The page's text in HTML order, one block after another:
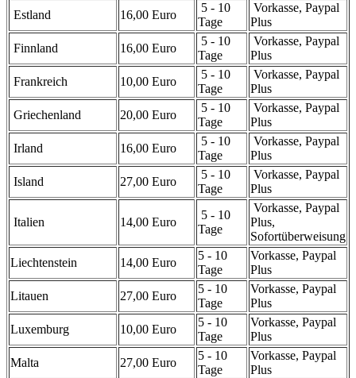
Estland
16,00 Euro
5 - 10
Tage
Vorkasse, Paypal
Plus
Finnland
16,00 Euro
5 - 10
Tage
Vorkasse, Paypal
Plus
Frankreich
10,00 Euro
5 - 10
Tage
Vorkasse, Paypal
Plus
Griechenland
20,00 Euro
5 - 10
Tage
Vorkasse, Paypal
Plus
Irland
16,00 Euro
5 - 10
Tage
Vorkasse, Paypal
Plus
Island
27,00 Euro
5 - 10
Tage
Vorkasse, Paypal
Plus
Italien 14,00 Euro
5 - 10
Tage
Vorkasse, Paypal
Plus,
Sofortüberweisung
Liechtenstein
14,00 Euro
5 - 10
Tage
Vorkasse, Paypal
Plus
Litauen
27,00 Euro
5 - 10
Tage
Vorkasse, Paypal
Plus
Luxemburg
10,00 Euro
5 - 10
Tage
Vorkasse, Paypal
Plus
Malta
27,00 Euro
5 - 10
Tage
Vorkasse, Paypal
Plus